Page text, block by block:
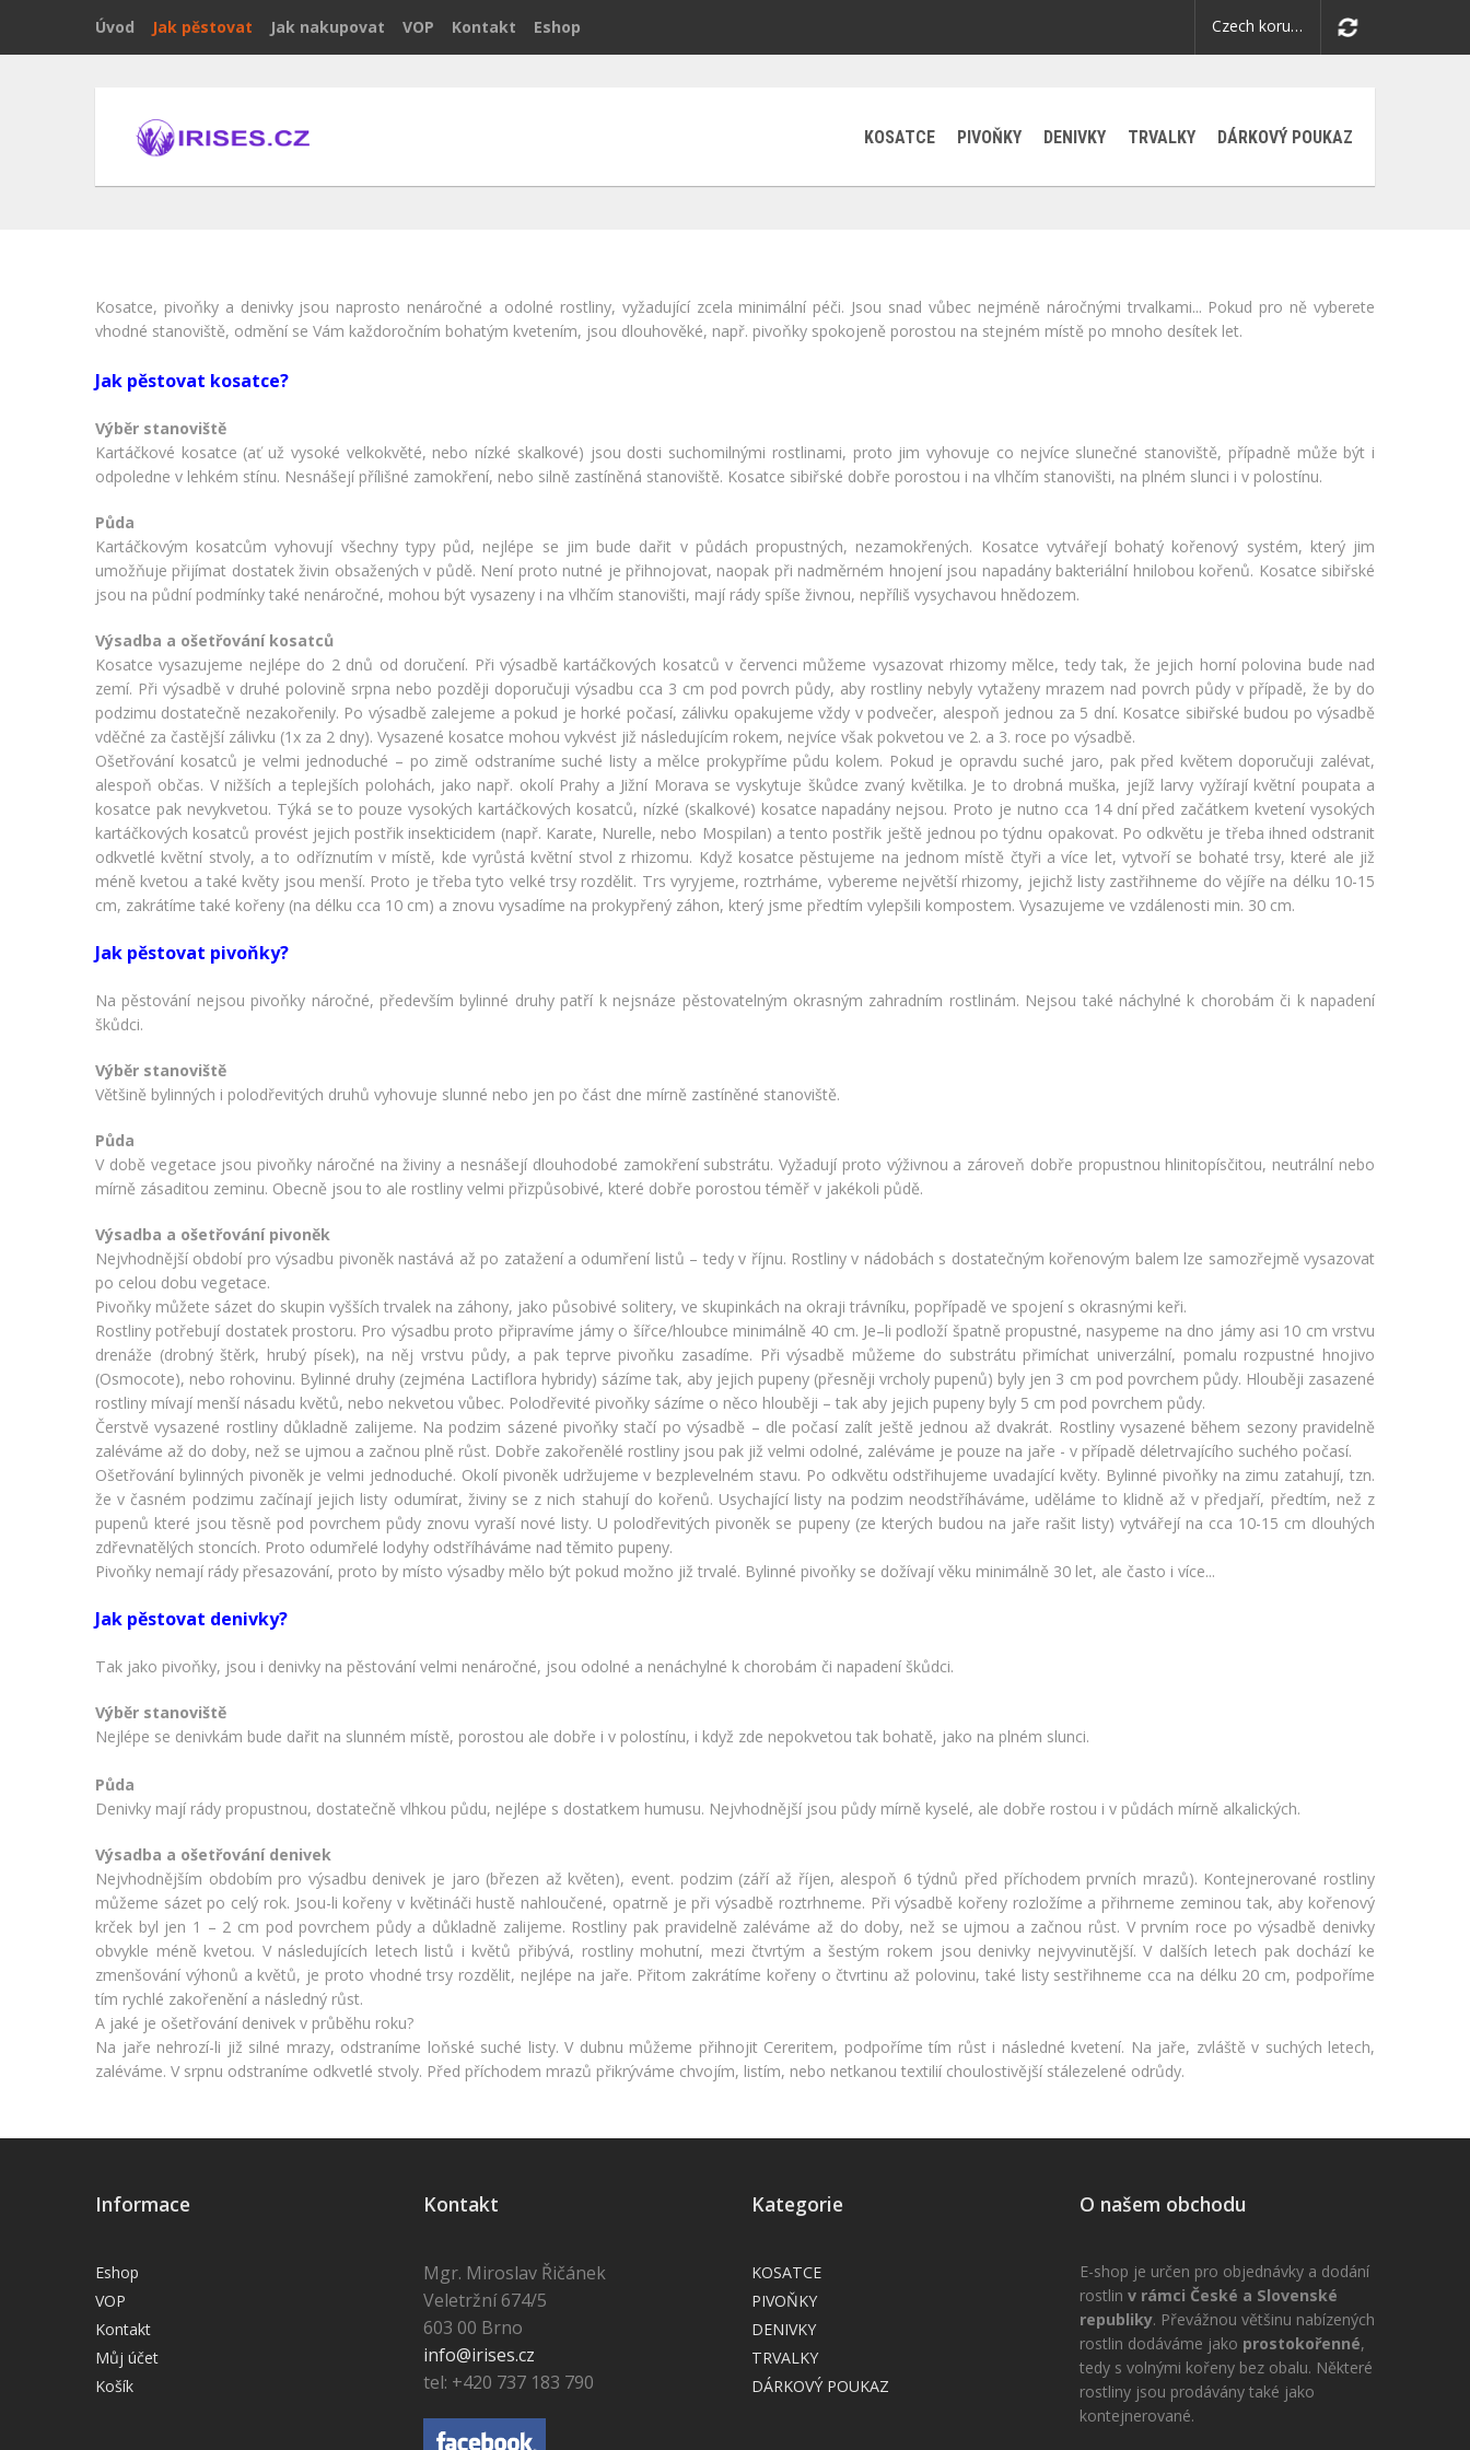
Úvod Jak pěstovat Jak nakupovat VOP Kontakt Eshop Czech koruna Kč
KOSATCE PIVOŇKY DENIVKY TRVALKY DÁRKOVÝ POUKAZ
Kosatce, pivoňky a denivky jsou naprosto nenáročné a odolné rostliny, vyžadující zcela minimální péči. Jsou snad vůbec nejméně náročnými trvalkami... Pokud pro ně vyberete
vhodné stanoviště, odmění se Vám každoročním bohatým kvetením, jsou dlouhověké, např. pivoňky spokojeně porostou na stejném místě po mnoho desítek let.
Jak pěstovat kosatce?
Výběr stanoviště
Kartáčkové kosatce (ať už vysoké velkokvěté, nebo nízké skalkové) jsou dosti suchomilnými rostlinami, proto jim vyhovuje co nejvíce slunečné stanoviště, případně může být i
odpoledne v lehkém stínu. Nesnášejí přílišné zamokření, nebo silně zastíněná stanoviště. Kosatce sibiřské dobře porostou i na vlhčím stanovišti, na plném slunci i v polostínu.
Půda
Kartáčkovým kosatcům vyhovují všechny typy půd, nejlépe se jim bude dařit v půdách propustných, nezamokřených. Kosatce vytvářejí bohatý kořenový systém, který jim
umožňuje přijímat dostatek živin obsažených v půdě. Není proto nutné je přihnojovat, naopak při nadměrném hnojení jsou napadány bakteriální hnilobou kořenů. Kosatce sibiřské
jsou na půdní podmínky také nenáročné, mohou být vysazeny i na vlhčím stanovišti, mají rády spíše živnou, nepříliš vysychavou hnědozem.
Výsadba a ošetřování kosatců
Kosatce vysazujeme nejlépe do 2 dnů od doručení. Při výsadbě kartáčkových kosatců v červenci můžeme vysazovat rhizomy mělce, tedy tak, že jejich horní polovina bude nad
zemí. Při výsadbě v druhé polovině srpna nebo později doporučuji výsadbu cca 3 cm pod povrch půdy, aby rostliny nebyly vytaženy mrazem nad povrch půdy v případě, že by do
podzimu dostatečně nezakořenily. Po výsadbě zalejeme a pokud je horké počasí, zálivku opakujeme vždy v podvečer, alespoň jednou za 5 dní. Kosatce sibiřské budou po výsadbě
vděčné za častější zálivku (1x za 2 dny). Vysazené kosatce mohou vykvést již následujícím rokem, nejvíce však pokvetou ve 2. a 3. roce po výsadbě.
Ošetřování kosatců je velmi jednoduché – po zimě odstraníme suché listy a mělce prokypříme půdu kolem. Pokud je opravdu suché jaro, pak před květem doporučuji zalévat,
alespoň občas. V nižších a teplejších polohách, jako např. okolí Prahy a Jižní Morava se vyskytuje škůdce zvaný květilka. Je to drobná muška, jejíž larvy vyžírají květní poupata a
kosatce pak nevykvetou. Týká se to pouze vysokých kartáčkových kosatců, nízké (skalkové) kosatce napadány nejsou. Proto je nutno cca 14 dní před začátkem kvetení vysokých
kartáčkových kosatců provést jejich postřik insekticidem (např. Karate, Nurelle, nebo Mospilan) a tento postřik ještě jednou po týdnu opakovat. Po odkvětu je třeba ihned odstranit
odkvetlé květní stvoly, a to odříznutím v místě, kde vyrůstá květní stvol z rhizomu. Když kosatce pěstujeme na jednom místě čtyři a více let, vytvoří se bohaté trsy, které ale již
méně kvetou a také květy jsou menší. Proto je třeba tyto velké trsy rozdělit. Trs vyryjeme, roztrháme, vybereme největší rhizomy, jejichž listy zastřihneme do vějíře na délku 10-15
cm, zakrátíme také kořeny (na délku cca 10 cm) a znovu vysadíme na prokypřený záhon, který jsme předtím vylepšili kompostem. Vysazujeme ve vzdálenosti min. 30 cm.
Jak pěstovat pivoňky?
Na pěstování nejsou pivoňky náročné, především bylinné druhy patří k nejsnáze pěstovatelným okrasným zahradním rostlinám. Nejsou také náchylné k chorobám či k napadení
škůdci.
Výběr stanoviště
Většině bylinných i polodřevitých druhů vyhovuje slunné nebo jen po část dne mírně zastíněné stanoviště.
Půda
V době vegetace jsou pivoňky náročné na živiny a nesnášejí dlouhodobé zamokření substrátu. Vyžadují proto výživnou a zároveň dobře propustnou hlinitopísčitou, neutrální nebo
mírně zásaditou zeminu. Obecně jsou to ale rostliny velmi přizpůsobivé, které dobře porostou téměř v jakékoli půdě.
Výsadba a ošetřování pivoněk
Nejvhodnější období pro výsadbu pivoněk nastává až po zatažení a odumření listů – tedy v říjnu. Rostliny v nádobách s dostatečným kořenovým balem lze samozřejmě vysazovat
po celou dobu vegetace.
Pivoňky můžete sázet do skupin vyšších trvalek na záhony, jako působivé solitery, ve skupinkách na okraji trávníku, popřípadě ve spojení s okrasnými keři.
Rostliny potřebují dostatek prostoru. Pro výsadbu proto připravíme jámy o šířce/hloubce minimálně 40 cm. Je–li podloží špatně propustné, nasypeme na dno jámy asi 10 cm vrstvu
drenáže (drobný štěrk, hrubý písek), na něj vrstvu půdy, a pak teprve pivoňku zasadíme. Při výsadbě můžeme do substrátu přimíchat univerzální, pomalu rozpustné hnojivo
(Osmocote), nebo rohovinu. Bylinné druhy (zejména Lactiflora hybridy) sázíme tak, aby jejich pupeny (přesněji vrcholy pupenů) byly jen 3 cm pod povrchem půdy. Hlouběji zasazené
rostliny mívají menší násadu květů, nebo nekvetou vůbec. Polodřevité pivoňky sázíme o něco hlouběji – tak aby jejich pupeny byly 5 cm pod povrchem půdy.
Čerstvě vysazené rostliny důkladně zalijeme. Na podzim sázené pivoňky stačí po výsadbě – dle počasí zalít ještě jednou až dvakrát. Rostliny vysazené během sezony pravidelně
zaléváme až do doby, než se ujmou a začnou plně růst. Dobře zakořenělé rostliny jsou pak již velmi odolné, zaléváme je pouze na jaře - v případě déletrvajícího suchého počasí.
Ošetřování bylinných pivoněk je velmi jednoduché. Okolí pivoněk udržujeme v bezplevelném stavu. Po odkvětu odstřihujeme uvadající květy. Bylinné pivoňky na zimu zatahují, tzn.
že v časném podzimu začínají jejich listy odumírat, živiny se z nich stahují do kořenů. Usychající listy na podzim neodstříháváme, uděláme to klidně až v předjaří, předtím, než z
pupenů které jsou těsně pod povrchem půdy znovu vyraší nové listy. U polodřevitých pivoněk se pupeny (ze kterých budou na jaře rašit listy) vytvářejí na cca 10-15 cm dlouhých
zdřevnatělých stoncích. Proto odumřelé lodyhy odstříháváme nad těmito pupeny.
Pivoňky nemají rády přesazování, proto by místo výsadby mělo být pokud možno již trvalé. Bylinné pivoňky se dožívají věku minimálně 30 let, ale často i více...
Jak pěstovat denivky?
Tak jako pivoňky, jsou i denivky na pěstování velmi nenáročné, jsou odolné a nenáchylné k chorobám či napadení škůdci.
Výběr stanoviště
Nejlépe se denivkám bude dařit na slunném místě, porostou ale dobře i v polostínu, i když zde nepokvetou tak bohatě, jako na plném slunci.
Půda
Denivky mají rády propustnou, dostatečně vlhkou půdu, nejlépe s dostatkem humusu. Nejvhodnější jsou půdy mírně kyselé, ale dobře rostou i v půdách mírně alkalických.
Výsadba a ošetřování denivek
Nejvhodnějším obdobím pro výsadbu denivek je jaro (březen až květen), event. podzim (září až říjen, alespoň 6 týdnů před příchodem prvních mrazů). Kontejnerované rostliny
můžeme sázet po celý rok. Jsou-li kořeny v květináči hustě nahloučené, opatrně je při výsadbě roztrhneme. Při výsadbě kořeny rozložíme a přihrneme zeminou tak, aby kořenový
krček byl jen 1 – 2 cm pod povrchem půdy a důkladně zalijeme. Rostliny pak pravidelně zaléváme až do doby, než se ujmou a začnou růst. V prvním roce po výsadbě denivky
obvykle méně kvetou. V následujících letech listů i květů přibývá, rostliny mohutní, mezi čtvrtým a šestým rokem jsou denivky nejvyvinutější. V dalších letech pak dochází ke
zmenšování výhonů a květů, je proto vhodné trsy rozdělit, nejlépe na jaře. Přitom zakrátíme kořeny o čtvrtinu až polovinu, také listy sestřihneme cca na délku 20 cm, podpoříme
tím rychlé zakořenění a následný růst.
A jaké je ošetřování denivek v průběhu roku?
Na jaře nehrozí-li již silné mrazy, odstraníme loňské suché listy. V dubnu můžeme přihnojit Cereritem, podpoříme tím růst i následné kvetení. Na jaře, zvláště v suchých letech,
zaléváme. V srpnu odstraníme odkvetlé stvoly. Před příchodem mrazů přikrýváme chvojím, listím, nebo netkanou textilií choulostivější stálezelené odrůdy.
Informace
Eshop
VOP
Kontakt
Můj účet
Košík
Kontakt
Mgr. Miroslav Řičánek
Veletržní 674/5
603 00 Brno
info@irises.cz
tel: +420 737 183 790
Kategorie
KOSATCE
PIVOŇKY
DENIVKY
TRVALKY
DÁRKOVÝ POUKAZ
O našem obchodu
E-shop je určen pro objednávky a dodání
rostlin v rámci České a Slovenské
republiky. Převážnou většinu nabízených
rostlin dodáváme jako prostokořenné,
tedy s volnými kořeny bez obalu. Některé
rostliny jsou prodávány také jako
kontejnerované.